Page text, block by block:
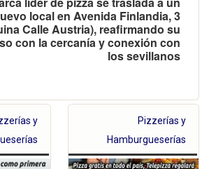
local en Avenida Finlandia, 3
Calle Austria), reafirmando su
con la cercanía y conexión con
los sevillanos
y
Pizzerías y
Hamburgueserías